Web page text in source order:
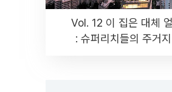
Vol. 12 이 집은 대체
: 슈퍼리치들의 주거